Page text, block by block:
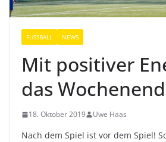
FUSSBALL NEWS
Mit positiver
das
18. Oktober 2019 Uwe Haas
Nach dem Spiel ist vor dem Spiel!